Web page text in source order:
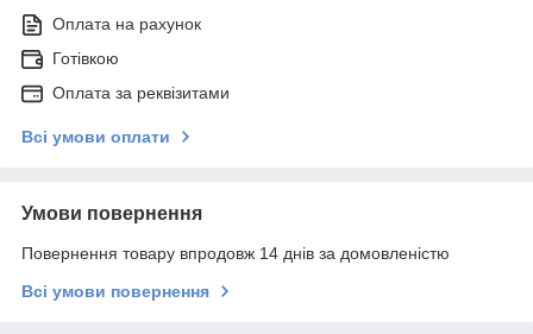
Оплата на рахунок
Готівкою
Оплата за реквізитами
Всі умови оплати
Умови повернення
Повернення товару впродовж 14 днів за домовленістю
Всі умови повернення